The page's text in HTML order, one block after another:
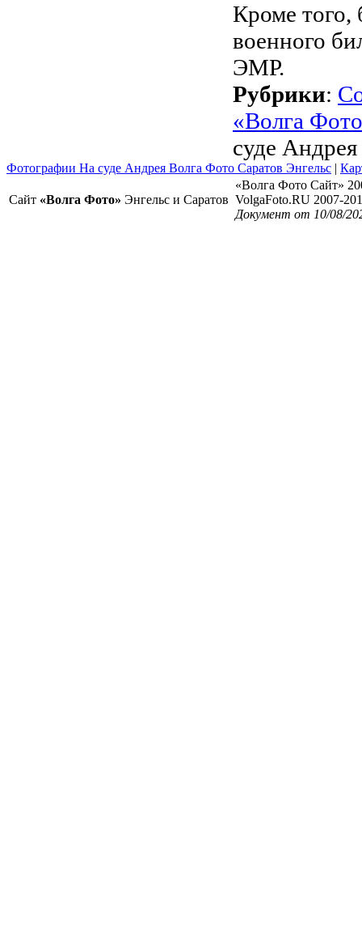
Кроме того,
военного
ЭМР.
Рубрики:
«Волга
суде
Фотографии На суде Андрея Волга Фото Саратов Энгельс |
Сайт «Волга Фото» Энгельс и Саратов
«Волга Фото Сайт»
VolgaFoto.RU 2007-
Документ от 10/08/